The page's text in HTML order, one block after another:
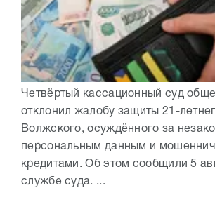
Четвёртый кассационный суд
отклонил жалобу защиты 21-
Волжского, осуждённого за
персональным данным и
кредитами. Об этом сообщили 5
службе суда. ...